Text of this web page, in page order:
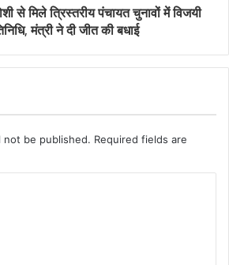
से मिले त्रिस्तरीय पंचायत चुनावों में विजयी
मंत्री ने दी जीत की बधाई
not be published. Required fields are